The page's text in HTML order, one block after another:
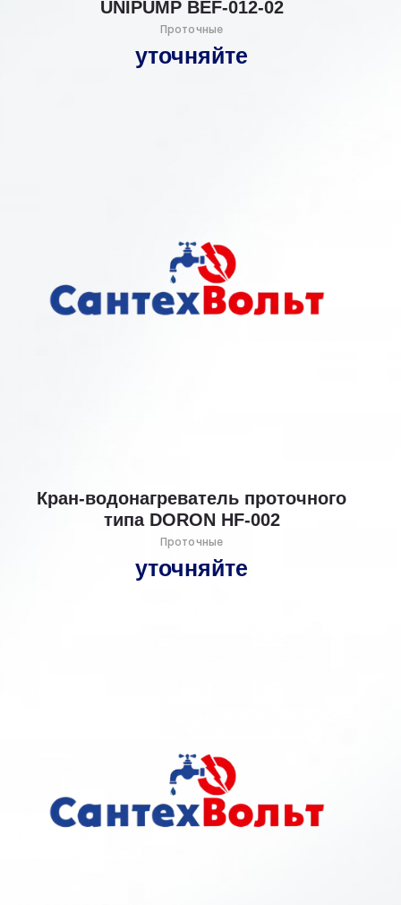
UNIPUMP BEF-012-02
Проточные
уточняйте
Кран-водонагреватель проточного
типа DORON HF-002
Проточные
уточняйте